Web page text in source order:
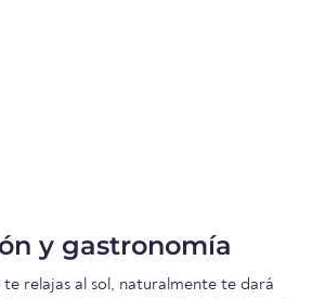
y gastronomía
te relajas al sol, naturalmente te dará